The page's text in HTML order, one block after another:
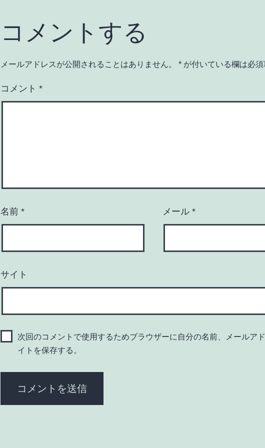
コメントする
メールアドレスが公開されることはありません。 * が付いている欄は必
コメント *
名前 * メール *
サイト
次回のコメントで使用するためブラウザーに自分の名前、メールア
イトを保存する。